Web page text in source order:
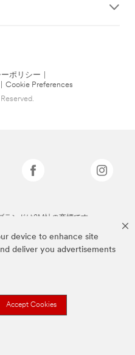
device to enhance site
deliver you advertisements
Accept Cookies
ポリシー
Cookie Preferences
ランドは3M社の商標です。